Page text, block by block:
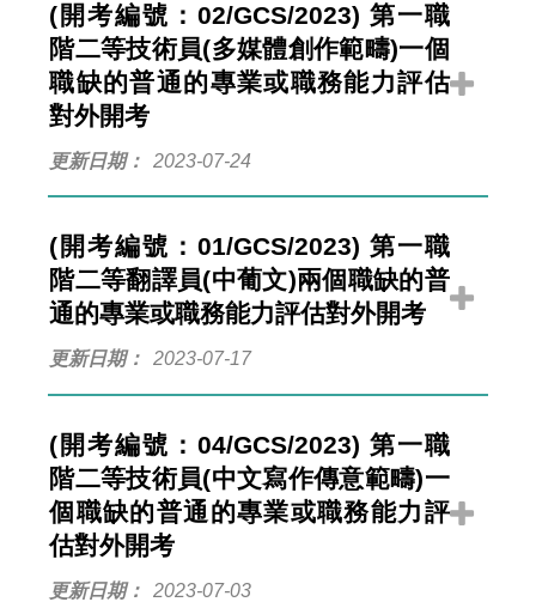
(開考編號：02/GCS/2023) 第一職
階二等技術員(多媒體創作範疇)一個
職缺的普通的專業或職務能力評估
對外開考
更新日期 2023-07-24
(開考編號：01/GCS/2023) 第一職
階二等翻譯員(中葡文)兩個職缺的普
通的專業或職務能力評估對外開考
更新日期 2023-07-17
(開考編號：04/GCS/2023) 第一職
階二等技術員(中文寫作傳意範疇)一
個職缺的普通的專業或職務能力評
估對外開考
更新日期 2023-07-03